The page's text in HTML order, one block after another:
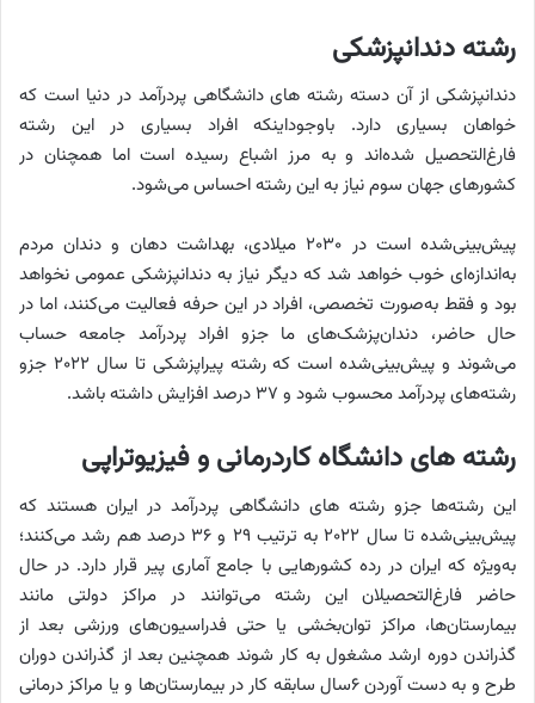
رشته دندانپزشکی
دندانپزشکی از آن دسته رشته های دانشگاهی پردرآمد در دنیا است که
خواهان بسیاری دارد. باوجوداینکه افراد بسیاری در این رشته
فارغ‌التحصیل شده‌اند و به مرز اشباع رسیده است اما همچنان در
کشورهای جهان سوم نیاز به این رشته احساس می‌شود.
پیش‌بینی‌شده است در ۲۰۳۰ میلادی، بهداشت دهان و دندان مردم
به‌اندازه‌ای خوب خواهد شد که دیگر نیاز به دندانپزشکی عمومی نخواهد
بود و فقط به‌صورت تخصصی، افراد در این حرفه فعالیت می‌کنند‌، اما در
حال حاضر، دندان‌پزشک‌های ما جزو افراد پردرآمد جامعه حساب
می‌شوند و پیش‌بینی‌شده است که رشته پیراپزشکی تا ‌سال ۲۰۲۲ جزو
رشته‌های پردرآمد محسوب شود و ۳۷ ‌درصد افزایش داشته باشد.
رشته های دانشگاه کاردرمانی و فیزیوتراپی
این رشته‌ها جزو رشته‌ های دانشگاهی پردرآمد در ایران ‌هستند که
پیش‌بینی‌شده تا ‌سال ۲۰۲۲ به ترتیب ۲۹ و ۳۶‌ درصد هم رشد می‌کنند؛
به‌ویژه که ایران در رده کشورهایی با جامع آماری پیر قرار دارد. در حال
حاضر فارغ‌التحصیلان این رشته می‌توانند در مراکز دولتی مانند
بیمارستان‌ها، مراکز توان‌بخشی یا حتی فدراسیون‌های ورزشی بعد از
گذراندن دوره ارشد مشغول به کار شوند همچنین بعد از گذراندن دوران
طرح و به‌ دست آوردن ۶‌سال سابقه کار در بیمارستان‌ها و یا مراکز درمانی